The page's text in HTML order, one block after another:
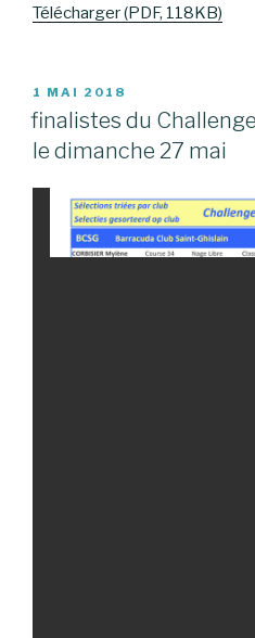
Télécharger (PDF, 118KB)
PUBLIÉ
LE
1 MAI 2018
finalistes du
le dimanche 27 mai